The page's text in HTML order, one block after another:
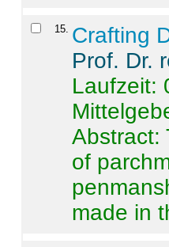
15 Crafting
Prof. Dr.
Laufzeit:
Abstract:
of
made in